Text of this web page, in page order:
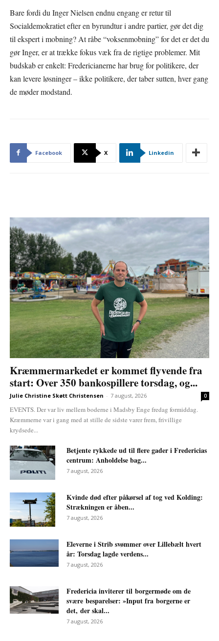
Bare fordi du Inger Nielsen endnu engang er retur til
Socialdemokratiet efter en byrundtur i andre partier, gør det dig
til ekspert i mobning? At råbe “voksenmobning” for det er det du
gør Inger, er at trække fokus væk fra de rigtige problemer. Mit
budskab er enkelt: Fredericianerne har brug for politikere, der
kan levere løsninger – ikke politikere, der taber sutten, hver gang
de møder modstand.
Facebook X Linkedin
Kræmmermarkedet er kommet flyvende fra
start: Over 350 bankospillere torsdag, og...
Julie Christine Skøtt Christensen - 7 august, 2026 0
EVENTS. Der var liv mellem boderne i Madsby Enge fredag formiddag.
Kræmmerne var i gang med at stille de sidste varer frem, frivillige
krydsede...
Betjente rykkede ud til flere gader i Fredericias
centrum: Anholdelse bag...
7 august, 2026
Kvinde død efter påkørsel af tog ved Kolding:
Strækningen er åben...
7 august, 2026
Eleverne i Strib svømmer over Lillebælt hvert
år: Torsdag lagde verdens...
7 august, 2026
Fredericia inviterer til borgermøde om de
svære besparelser: »Input fra borgerne er
det, der skal...
7 august, 2026